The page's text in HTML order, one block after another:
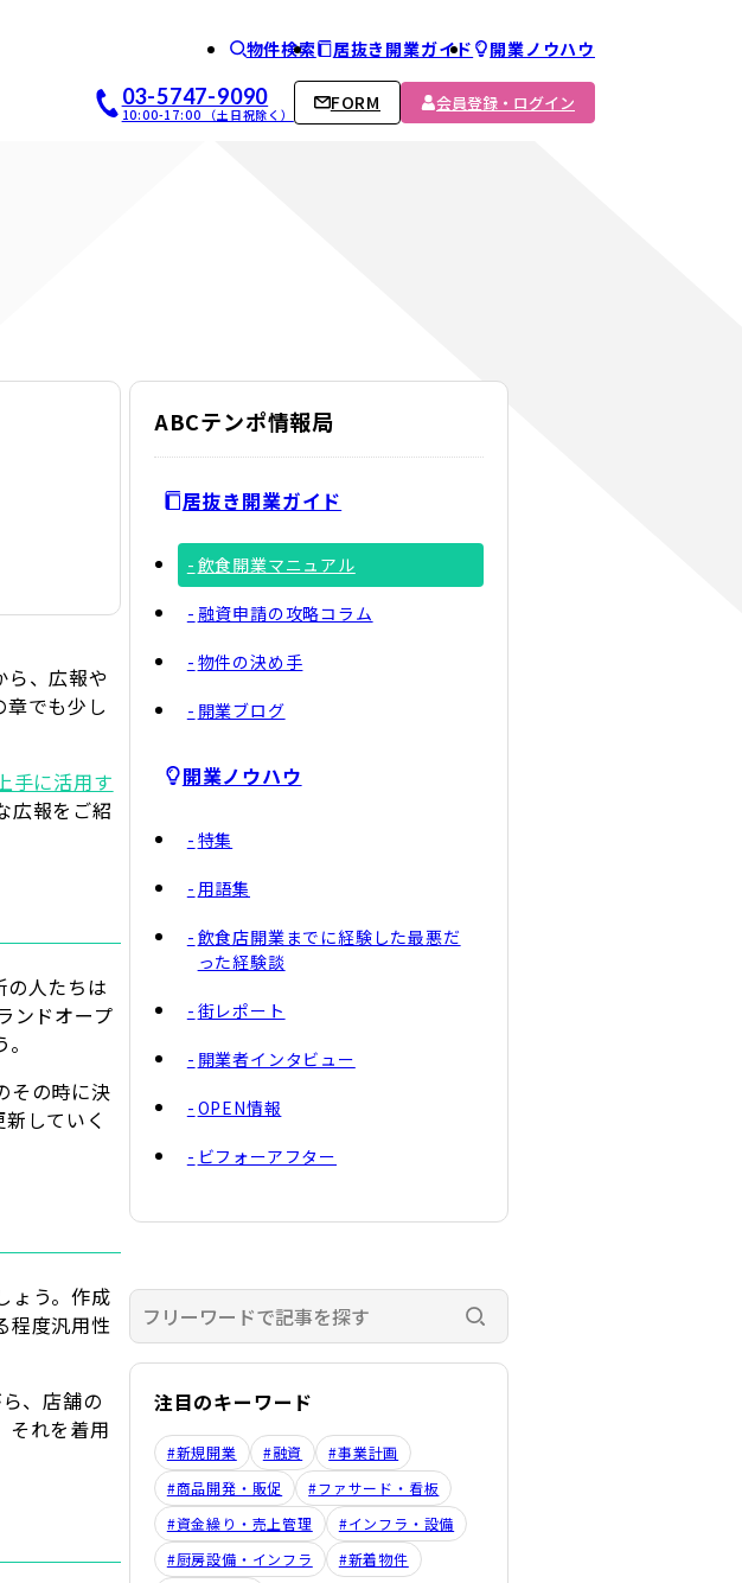
ABCホーム
物件検索 居抜き開業ガイド 開業ノウハウ
03-5747-9090
10:00-17:00 （土日祝除く）
FORM 会員登録・ログイン
ら、広報や
でも少し
手に活用す
広報をご紹
人たちは
ンドオープ
その時に決
していく
ょう。作成
程度汎用性
、店舗の
それを着用
ABCテンポ情報局
居抜き開業ガイド
飲食開業マニュアル
融資申請の攻略コラム
物件の決め手
開業ブログ
開業ノウハウ
特集
用語集
飲食店開業までに経験した最悪だ
った経験談
街レポート
開業者インタビュー
OPEN情報
ビフォーアフター
検索する
注目のキーワード
#新規開業 #融資
#事業計画
#商品開発・販促
#ファサード・看板
#資金繰り・売上管理
#インフラ・設備
#厨房設備・インフラ
#新着物件